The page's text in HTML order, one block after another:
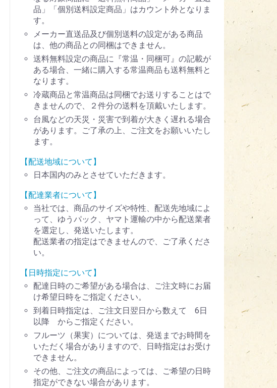
品」「個別送料設定商品」はカウント外となりま
す。
メーカー直送品及び個別送料の設定がある商品
は、他の商品との同梱はできません。
送料無料設定の商品に『常温・同梱可』の記載が
ある場合、一緒に購入する常温商品も送料無料と
なります。
冷蔵商品と常温商品は同梱でお送りすることはで
きませんので、２件分の送料を頂戴いたします。
台風などの天災・災害で到着が大きく遅れる場合
があります。ご了承の上、ご注文をお願いいたし
ます。
【配送地域について】
日本国内のみとさせていただきます。
【配達業者について】
当社では、商品のサイズや特性、配送先地域によ
って、ゆうパック、ヤマト運輸の中から配送業者
を選定し、発送いたします。
配送業者の指定はできませんので、ご了承くださ
い。
【日時指定について】
配達日時のご希望がある場合は、ご注文時にお届
け希望日時をご指定ください。
到着日時指定は、ご注文日翌日から数えて 6日
以降 からご指定ください。
フルーツ（果実）については、発送までお時間を
いただく場合がありますので、日時指定はお受け
できません。
その他、ご注文の商品によっては、ご希望の日時
指定ができない場合があります。